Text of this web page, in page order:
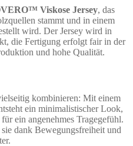
Viskose Jersey, das
stammt und in einem
wird. Der Jersey wird in
die Fertigung erfolgt fair in der
und hohe Qualität.
kombinieren: Mit einem
ein minimalistischer Look,
ein angenehmes Tragegefühl.
dank Bewegungsfreiheit und